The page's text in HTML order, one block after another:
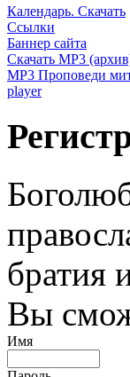
Календарь. Скачать
Ссылки
Баннер сайта
Скачать MP3
MP3 Проповеди
player
братия
Вы
Имя